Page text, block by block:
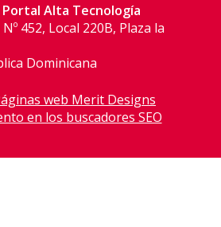
Portal Alta Tecnología
452, Local 220B, Plaza la
Dominicana
web Merit Designs
en los buscadores SEO